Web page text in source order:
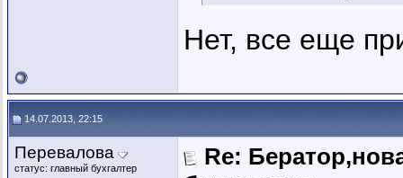
Нет, все еще
14.07.2013, 22:15
Перевалова
статус: главный бухгалтер
Re: